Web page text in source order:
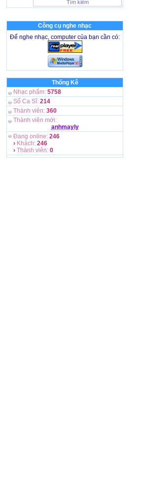
Công cụ nghe nhạc
Để nghe nhạc, computer của bạn cần có:
Thống Kê
Nhạc phẩm: 5758
Số Ca Sĩ: 214
Thành viên: 360
Thành viên mới:
anhmayly
Đang online: 246
› Khách: 246
› Thành viên: 0